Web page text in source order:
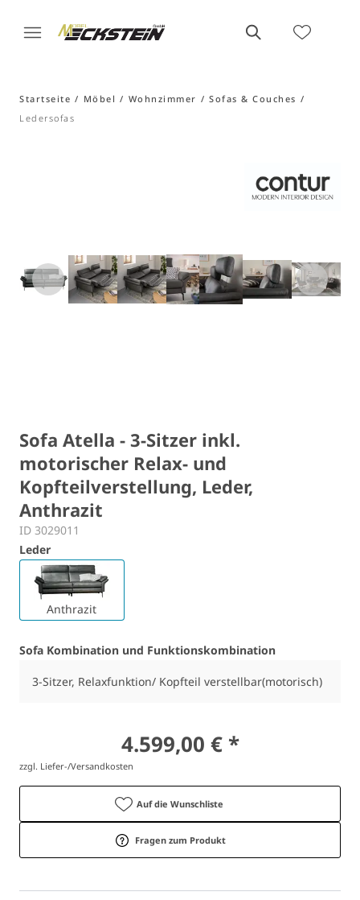
Startseite Möbel Wohnzimmer
Sofas & Couches
Ledersofas
Sofa Atella - 3-Sitzer inkl.
motorischer Relax- und
Kopfteilverstellung, Leder,
Anthrazit
ID 3029011
Leder
Anthrazit
Sofa Kombination und Funktionskombination
3-Sitzer, Relaxfunktion/ Kopfteil verstellbar(motorisch)
4.599,00 € *
zzgl. Liefer-/Versandkosten
Auf die Wunschliste
Fragen zum Produkt